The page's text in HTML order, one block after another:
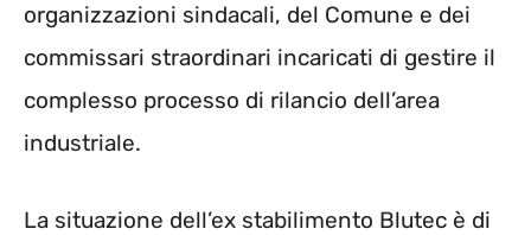
organizzazioni sindacali, del Comune e dei
commissari straordinari incaricati di gestire il
complesso processo di rilancio dell’area
industriale.
La situazione dell’ex stabilimento Blutec è di